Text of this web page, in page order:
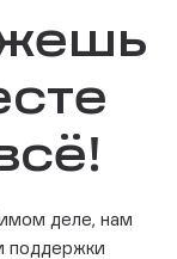
деле, нам
поддержки